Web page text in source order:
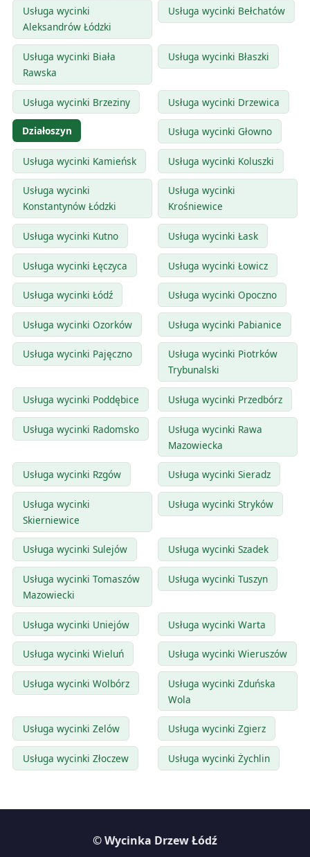
Usługa wycinki
Aleksandrów Łódzki
Usługa wycinki Bełchatów
Usługa wycinki Biała
Rawska
Usługa wycinki Błaszki
Usługa wycinki Brzeziny Usługa wycinki Drzewica
Działoszyn Usługa wycinki Głowno
Usługa wycinki Kamieńsk Usługa wycinki Koluszki
Usługa wycinki
Konstantynów Łódzki
Usługa wycinki
Krośniewice
Usługa wycinki Kutno Usługa wycinki Łask
Usługa wycinki Łęczyca Usługa wycinki Łowicz
Usługa wycinki Łódź Usługa wycinki Opoczno
Usługa wycinki Ozorków Usługa wycinki Pabianice
Usługa wycinki Pajęczno
Usługa wycinki Piotrków
Trybunalski
Usługa wycinki Poddębice Usługa wycinki Przedbórz
Usługa wycinki Radomsko
Usługa wycinki Rawa
Mazowiecka
Usługa wycinki Rzgów Usługa wycinki Sieradz
Usługa wycinki
Skierniewice
Usługa wycinki Stryków
Usługa wycinki Sulejów Usługa wycinki Szadek
Usługa wycinki Tomaszów
Mazowiecki
Usługa wycinki Tuszyn
Usługa wycinki Uniejów Usługa wycinki Warta
Usługa wycinki Wieluń Usługa wycinki Wieruszów
Usługa wycinki Wolbórz
Usługa wycinki Zduńska
Wola
Usługa wycinki Zelów Usługa wycinki Zgierz
Usługa wycinki Złoczew Usługa wycinki Żychlin
© Wycinka Drzew Łódź